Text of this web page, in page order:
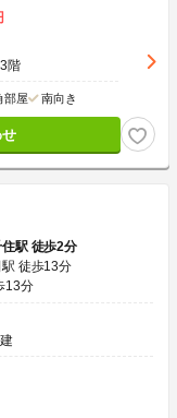
3階
部屋 南向き
駅 徒歩2分
徒歩13分
13分